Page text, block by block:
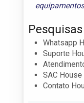
Whatsapp
Suporte
SAC
Contato